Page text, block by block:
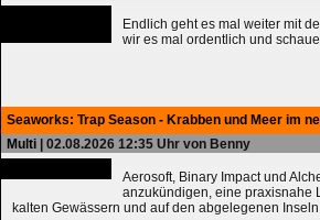
Endlich geht es mal weiter mit
wir es mal ordentlich und
Seaworks: Trap Season - Krabben und Meer im
Multi | 02.08.2026 12:35 Uhr von Benny
Aerosoft, Binary Impact und
anzukündigen, eine praxisnahe
kalten Gewässern und auf den abgelegenen